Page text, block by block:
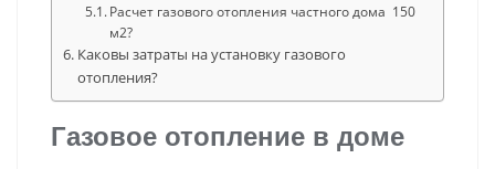
Расчет газового отопления частного дома 150
м2?
Каковы затраты на установку газового
отопления?
Газовое отопление в доме